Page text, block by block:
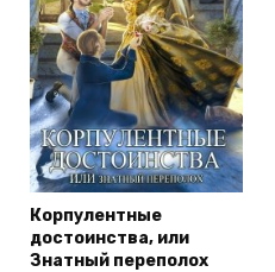
Корпулентные
достоинства, или
Знатный переполох